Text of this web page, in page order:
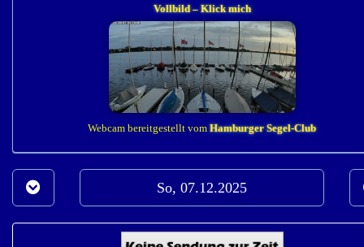
Vollbild – Klick mich
Webcam bereitgestellt vom Hamburger Segel-Club
So, 07.12.2025